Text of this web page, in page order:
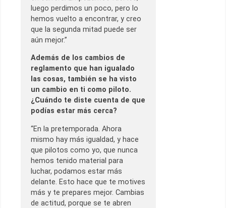
luego perdimos un poco, pero lo
hemos vuelto a encontrar, y creo
que la segunda mitad puede ser
aún mejor.”
Además de los cambios de
reglamento que han igualado
las cosas, también se ha visto
un cambio en ti como piloto.
¿Cuándo te diste cuenta de que
podías estar más cerca?
“En la pretemporada. Ahora
mismo hay más igualdad, y hace
que pilotos como yo, que nunca
hemos tenido material para
luchar, podamos estar más
delante. Esto hace que te motives
más y te prepares mejor. Cambias
de actitud, porque se te abren